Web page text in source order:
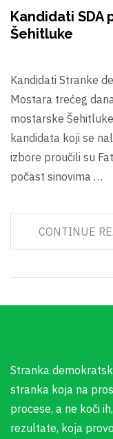
Kandidati SDA
Šehitluke
Kandidati Stranke
Mostara trećeg
mostarske
kandidata koji se
izbore proučili su
počast sinovima …
CONTINUE
Stranka
stranka koja na
procese, a ne koči
rezultate, koja